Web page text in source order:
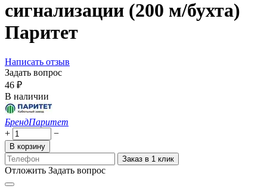
сигнализации (200 м/бухта)
Паритет
Написать отзыв
Задать вопрос
‍46‍ ₽
В наличии
БрендПаритет
+
−
В корзину
Заказ в 1 клик
Отложить Задать вопрос